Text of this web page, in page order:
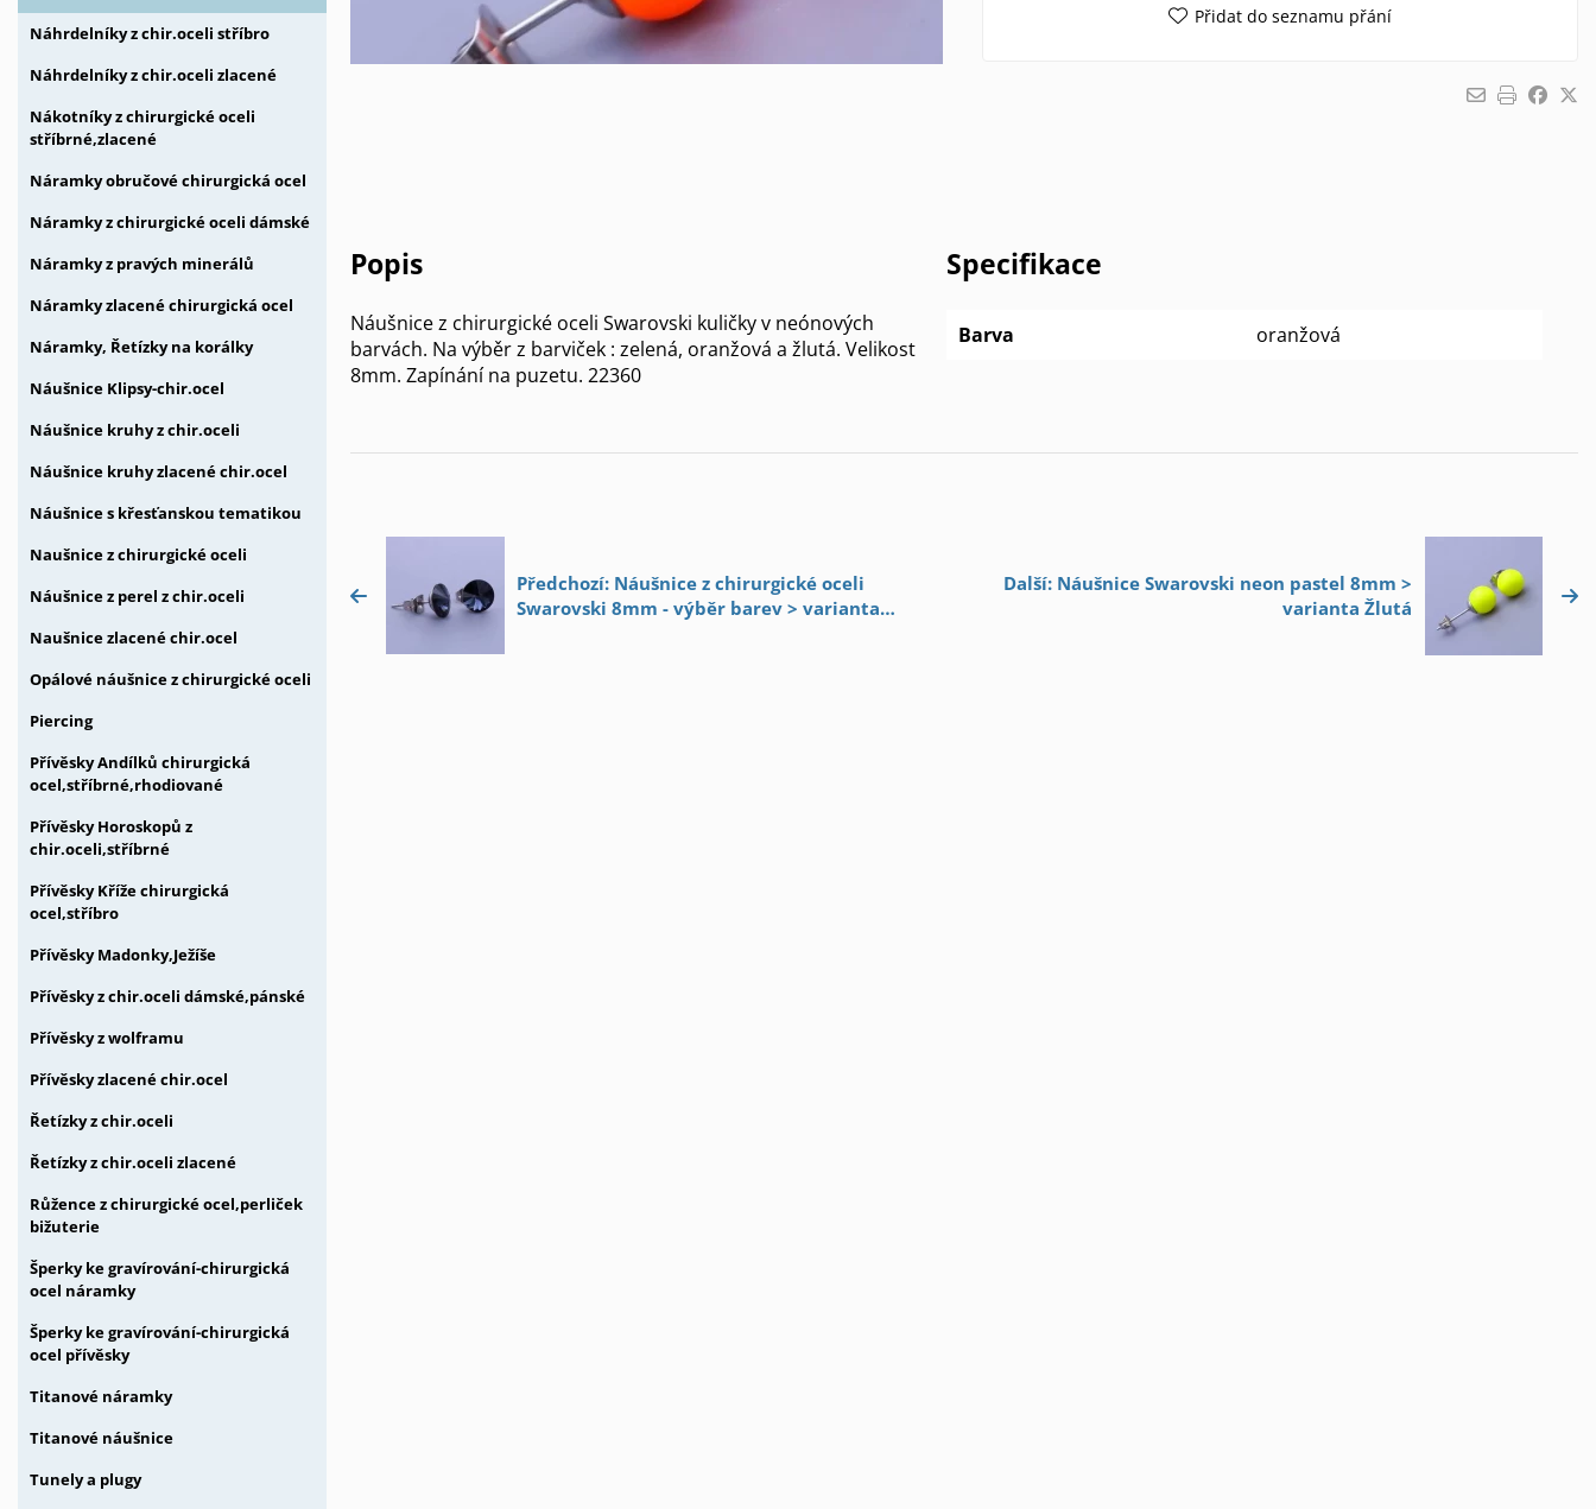
Náhrdelníky z chir.oceli stříbro
Náhrdelníky z chir.oceli zlacené
Nákotníky z chirurgické oceli
stříbrné,zlacené
Náramky obručové chirurgická ocel
Náramky z chirurgické oceli dámské
Náramky z pravých minerálů
Náramky zlacené chirurgická ocel
Náramky, Řetízky na korálky
Náušnice Klipsy-chir.ocel
Náušnice kruhy z chir.oceli
Náušnice kruhy zlacené chir.ocel
Náušnice s křesťanskou tematikou
Naušnice z chirurgické oceli
Náušnice z perel z chir.oceli
Naušnice zlacené chir.ocel
Opálové náušnice z chirurgické oceli
Piercing
Přívěsky Andílků chirurgická
ocel,stříbrné,rhodiované
Přívěsky Horoskopů z
chir.oceli,stříbrné
Přívěsky Kříže chirurgická
ocel,stříbro
Přívěsky Madonky,Ježíše
Přívěsky z chir.oceli dámské,pánské
Přívěsky z wolframu
Přívěsky zlacené chir.ocel
Řetízky z chir.oceli
Řetízky z chir.oceli zlacené
Růžence z chirurgické ocel,perliček
bižuterie
Šperky ke gravírování-chirurgická
ocel náramky
Šperky ke gravírování-chirurgická
ocel přívěsky
Titanové náramky
Titanové náušnice
Tunely a plugy
Přidat do seznamu přání
Popis
Náušnice z chirurgické oceli Swarovski kuličky v neónových
barvách. Na výběr z barviček : zelená, oranžová a žlutá. Velikost
8mm. Zapínání na puzetu. 22360
Specifikace
Barva oranžová
Předchozí: Náušnice z chirurgické oceli
Swarovski 8mm - výběr barev > varianta
Další: Náušnice Swarovski neon pastel 8mm >
varianta Žlutá